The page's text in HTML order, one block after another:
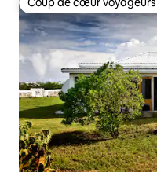
Coup de cœur voyageurs